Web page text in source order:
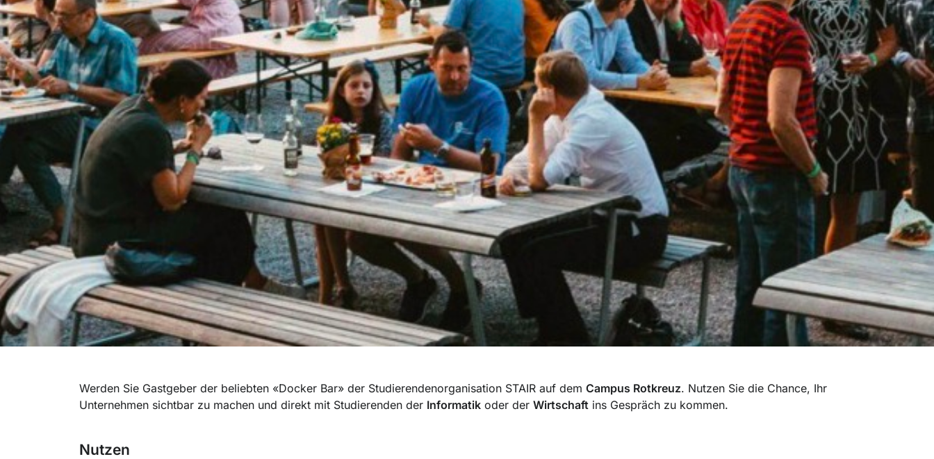
Werden Sie Gastgeber der beliebten «Docker Bar» der Studierendenorganisation STAIR auf dem Campus Rotkreuz. Nutzen Sie die Chance, Ihr
Unternehmen sichtbar zu machen und direkt mit Studierenden der Informatik oder der Wirtschaft ins Gespräch zu kommen.
Nutzen